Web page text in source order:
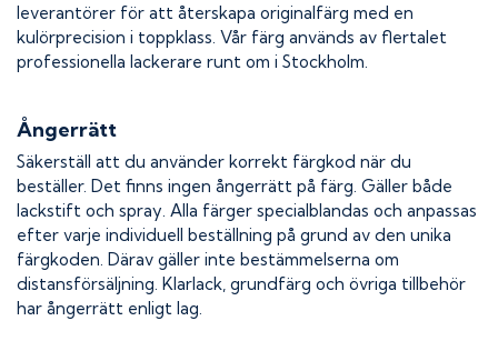
leverantörer för att återskapa originalfärg med en
kulörprecision i toppklass. Vår färg används av flertalet
professionella lackerare runt om i Stockholm.
Ångerrätt
Säkerställ att du använder korrekt färgkod när du
beställer. Det finns ingen ångerrätt på färg. Gäller både
lackstift och spray. Alla färger specialblandas och anpassas
efter varje individuell beställning på grund av den unika
färgkoden. Därav gäller inte bestämmelserna om
distansförsäljning. Klarlack, grundfärg och övriga tillbehör
har ångerrätt enligt lag.